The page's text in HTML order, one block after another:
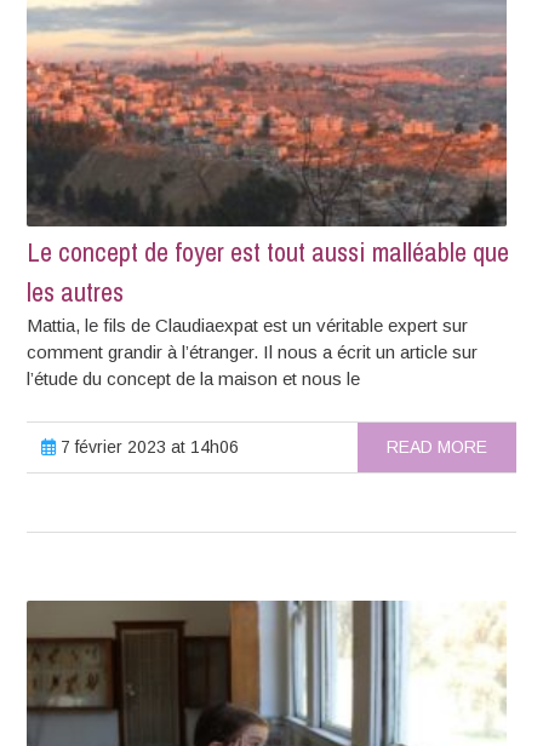
Le concept de foyer est tout aussi malléable que
les autres
Mattia, le fils de Claudiaexpat est un véritable expert sur
comment grandir à l’étranger. Il nous a écrit un article sur
l’étude du concept de la maison et nous le
7 février 2023 at 14h06 READ MORE